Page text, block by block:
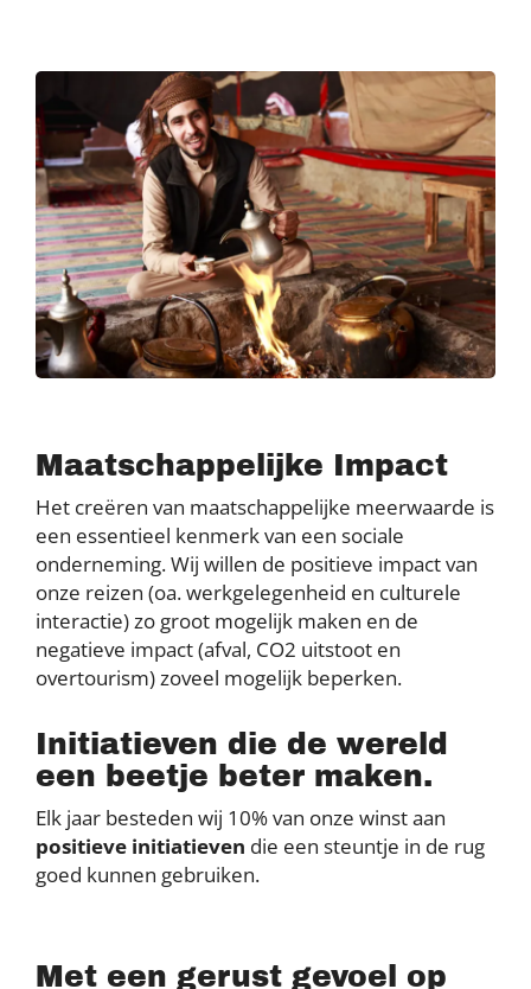
Maatschappelijke Impact
Het creëren van maatschappelijke meerwaarde is
een essentieel kenmerk van een sociale
onderneming. Wij willen de positieve impact van
onze reizen (oa. werkgelegenheid en culturele
interactie) zo groot mogelijk maken en de
negatieve impact (afval, CO2 uitstoot en
overtourism) zoveel mogelijk beperken.
Initiatieven die de wereld
een beetje beter maken.
Elk jaar besteden wij 10% van onze winst aan
positieve initiatieven die een steuntje in de rug
goed kunnen gebruiken.
Met een gerust gevoel op